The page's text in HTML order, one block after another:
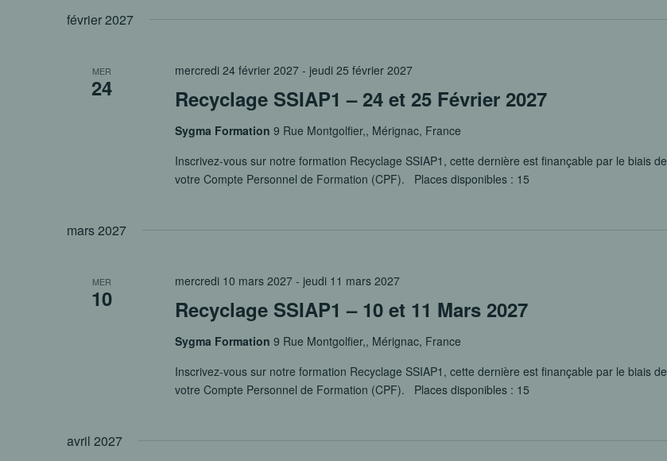
février 2027
MER
24 Recyclage SSIAP1 – 24 et 25 Février 2027
mercredi 24 février 2027- jeudi 25 février 2027
Sygma Formation 9 Rue Montgolfier,, Mérignac, France
Inscrivez-vous sur notre formation Recyclage SSIAP1, cette dernière est finançable par le biais de
votre Compte Personnel de Formation (CPF). Places disponibles : 15
mars 2027
MER
10 Recyclage SSIAP1 – 10 et 11 Mars 2027
mercredi 10 mars 2027- jeudi 11 mars 2027
Sygma Formation 9 Rue Montgolfier,, Mérignac, France
Inscrivez-vous sur notre formation Recyclage SSIAP1, cette dernière est finançable par le biais de
votre Compte Personnel de Formation (CPF). Places disponibles : 15
avril 2027